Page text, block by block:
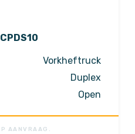
Vorkheftruck
Duplex
Open
AANVRAAG.